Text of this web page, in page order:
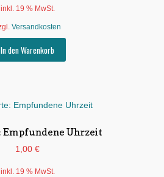
inkl. 19 % MwSt.
Versandkosten
In den Warenkorb
Empfundene Uhrzeit
1,00 €
inkl. 19 % MwSt.